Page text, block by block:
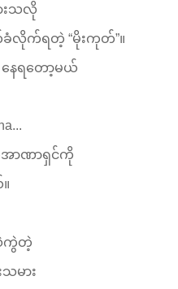
းသလို
ခံလိုက်ရတဲ့ “မိုးကုတ်”။
နေရတော့မယ်
အာဏာရှင်ကို
ကွဲတဲ့
သမား